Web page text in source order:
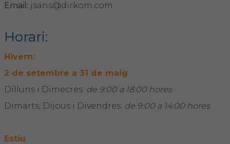
Email: jsans@dirkom.com
Horari:
Hivern:
2 de setembre a 31 de maig
Dilluns i Dimecres: de 9:00 a 18:00 hores
Dimarts, Dijous i Divendres: de 9:00 a 14:00 hores
Estiu